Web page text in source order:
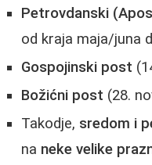
Petrovdanski
od kraja maja/juna
Gospojinski post
Božićni post (28.
Takodje, sredom i
na neke velike